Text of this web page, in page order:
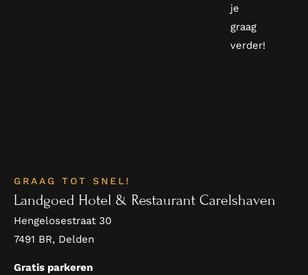
je
graag
verder!
GRAAG TOT SNEL!
Landgoed Hotel & Restaurant Carelshaven
Hengelosestraat 30
7491 BR, Delden
Gratis parkeren